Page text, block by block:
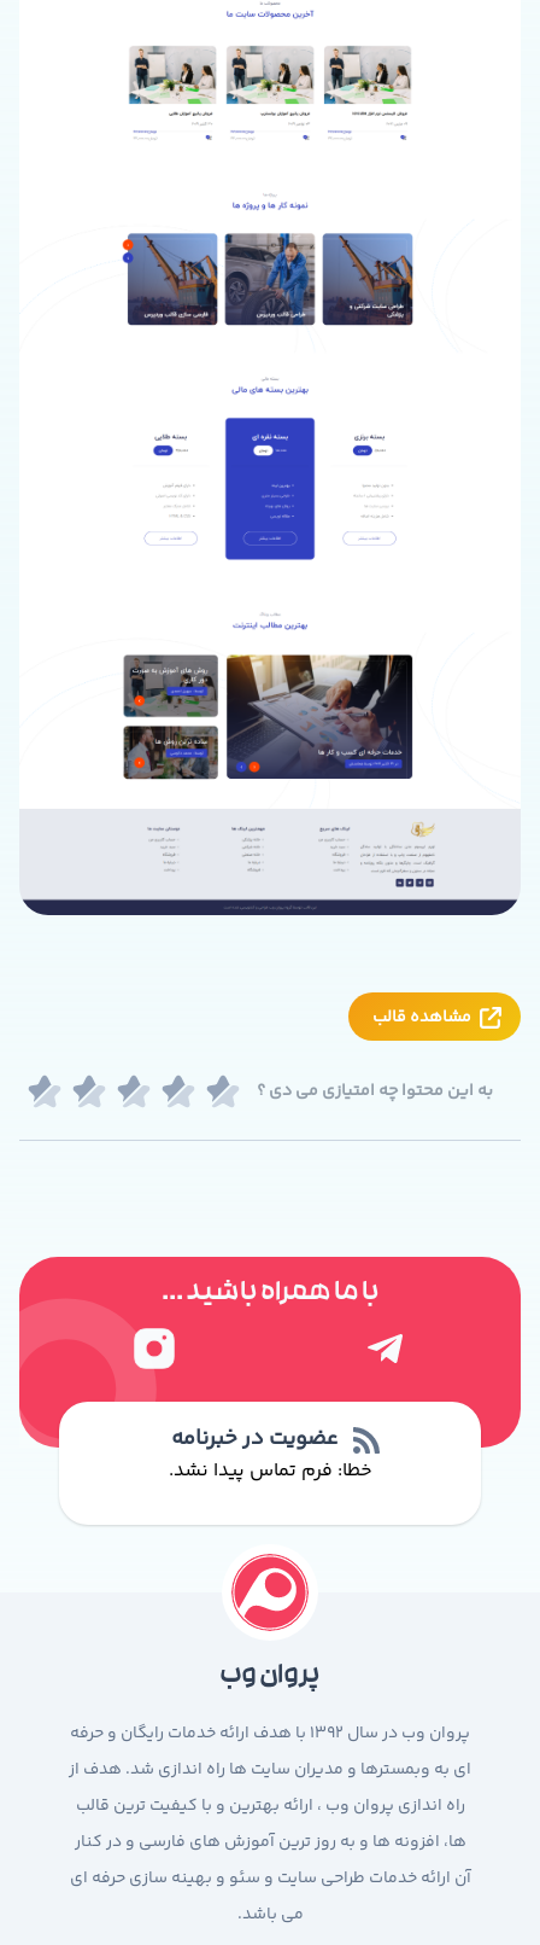
مشاهده قالب
به این محتوا چه امتیازی می دی ؟
با ما همراه باشید ...
عضویت در خبرنامه
خطا: فرم تماس پیدا نشد.
پروان وب
پروان وب در سال 1392 با هدف ارائه خدمات رایگان و حرفه
ای به وبمسترها و مدیران سایت ها راه اندازی شد. هدف از
راه اندازی پروان وب ، ارائه بهترین و با کیفیت ترین قالب
ها، افزونه ها و به روز ترین آموزش های فارسی و در کنار
آن ارائه خدمات طراحی سایت و سئو و بهینه سازی حرفه ای
می باشد.